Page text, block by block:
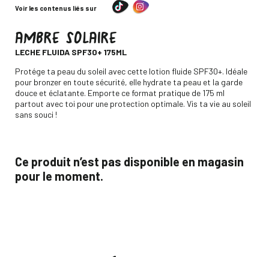
Voir les contenus liés sur
AMBRE SOLAIRE
LECHE FLUIDA SPF30+ 175ML
Descripción
Protége ta peau du soleil avec cette lotion fluide SPF30+. Idéale
pour bronzer en toute sécurité, elle hydrate ta peau et la garde
douce et éclatante. Emporte ce format pratique de 175 ml
partout avec toi pour une protection optimale. Vis ta vie au soleil
sans souci !
Ce produit n’est pas disponible en magasin
pour le moment.